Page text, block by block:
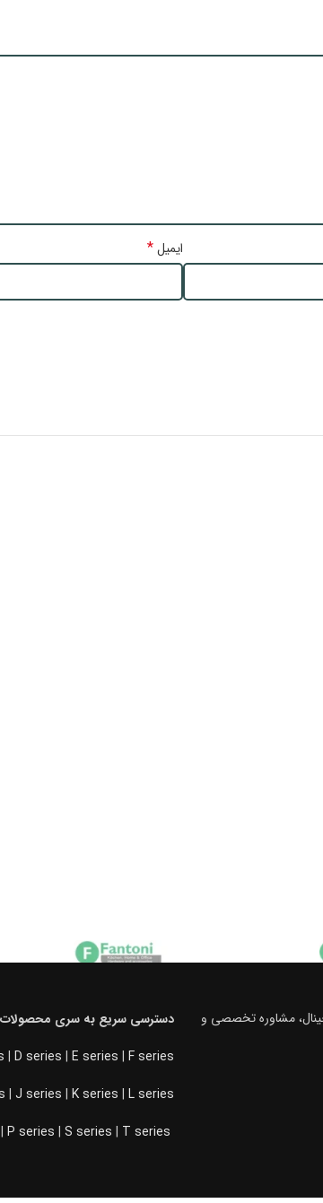
ایمیل*
مشاوره تخصصی و
دسترسی سریع به سری محصولات
| D series | E series | F series
| J series | K series | L series
| P series | S series | T series